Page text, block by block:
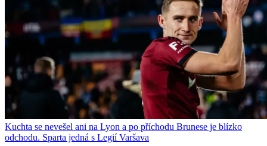
Kuchta se nevešel ani na Lyon a po příchodu Brunese je blízko
odchodu. Sparta jedná s Legií Varšava